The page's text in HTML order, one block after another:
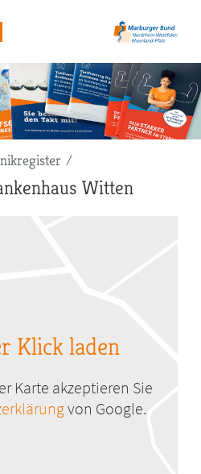
Witten
Klick laden
Karte akzeptieren Sie
von Google.